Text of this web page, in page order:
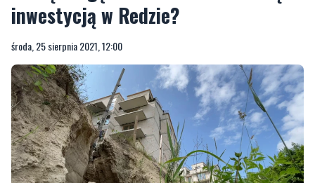
'Czekamy aż budynki spłyną na
naszą drogę' - co z niedokończoną
inwestycją w Redzie?
środa, 25 sierpnia 2021, 12:00